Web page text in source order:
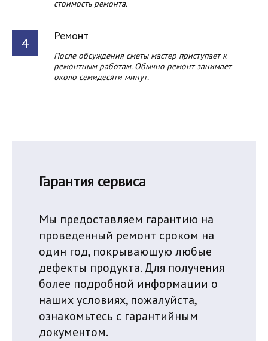
стоимость ремонта.
Ремонт
После обсуждения сметы мастер приступает к
ремонтным работам. Обычно ремонт занимает
около семидесяти минут.
Гарантия сервиса
Мы предоставляем гарантию на
проведенный ремонт сроком на
один год, покрывающую любые
дефекты продукта. Для получения
более подробной информации о
наших условиях, пожалуйста,
ознакомьтесь с гарантийным
документом.